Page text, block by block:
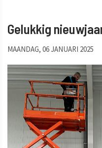
Gelukkig
MAANDAG, 06 JANUARI 2025